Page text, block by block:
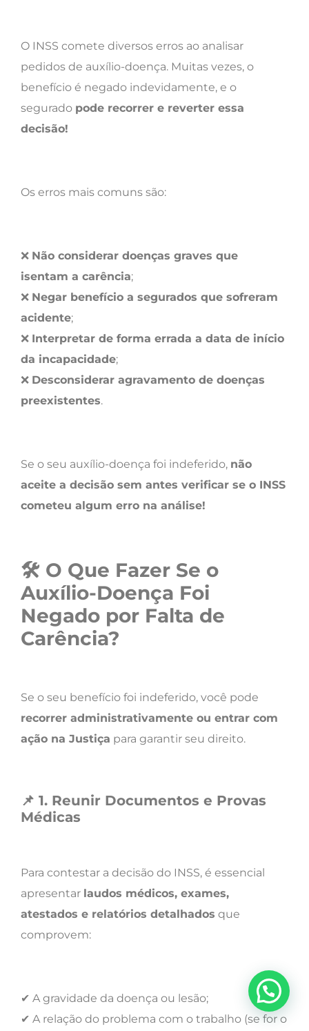
O INSS comete diversos erros ao analisar
pedidos de auxílio-doença. Muitas vezes, o
benefício é negado indevidamente, e o
segurado pode recorrer e reverter essa
decisão!
Os erros mais comuns são:
❌ Não considerar doenças graves que
isentam a carência;
❌ Negar benefício a segurados que sofreram
acidente;
❌ Interpretar de forma errada a data de início
da incapacidade;
❌ Desconsiderar agravamento de doenças
preexistentes.
Se o seu auxílio-doença foi indeferido, não
aceite a decisão sem antes verificar se o INSS
cometeu algum erro na análise!
🛠 O Que Fazer Se o
Auxílio-Doença Foi
Negado por Falta de
Carência?
Se o seu benefício foi indeferido, você pode
recorrer administrativamente ou entrar com
ação na Justiça para garantir seu direito.
📌 1. Reunir Documentos e Provas
Médicas
Para contestar a decisão do INSS, é essencial
apresentar laudos médicos, exames,
atestados e relatórios detalhados que
comprovem:
✔ A gravidade da doença ou lesão;
✔ A relação do problema com o trabalho (se for o